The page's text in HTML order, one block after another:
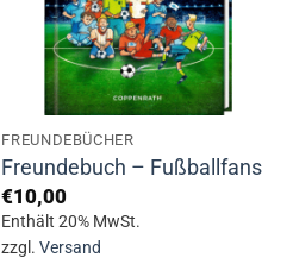
FREUNDEBÜCHER
Freundebuch – Fußballfans
€10,00
Enthält 20% MwSt.
zzgl.Versand